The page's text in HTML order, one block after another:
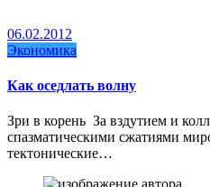
06.02.2012
Экономика
Как оседлать волну
Зри в корень За вздутием и
спазматическими сжатиями
тектонические…